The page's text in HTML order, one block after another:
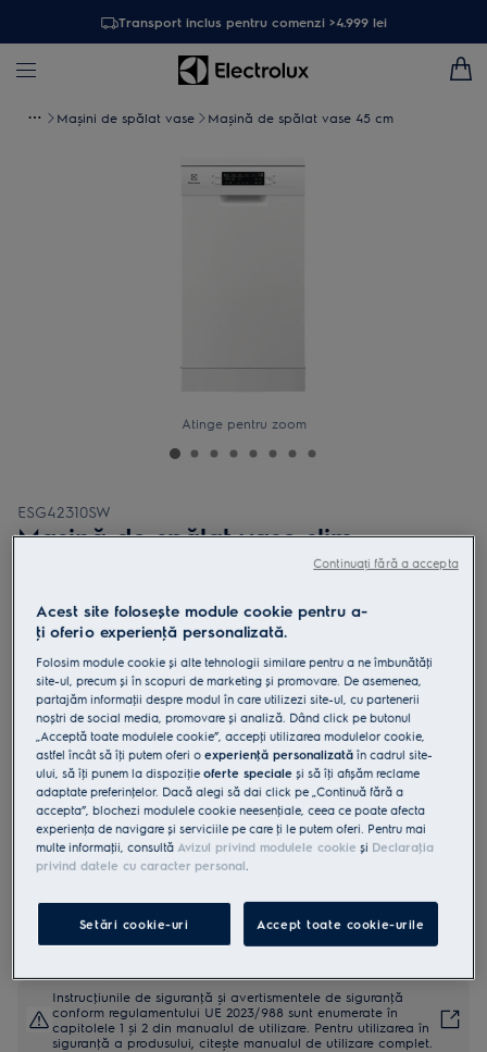
Transport inclus pentru comenzi >4.999 lei
Maşini de spălat vase Mașină de spălat vase 45 cm
Atinge pentru zoom
ESG42310SW
Mașină de spălat vase slim
GlassCare 45 cm 9 seturi Inverter
BLDC clasă D
4.8 (145)
Fișa cu informaţii despre produs
Beneficii
Seria 700 Pro previne spargerea paharelor cu ajutorul SoftGrips și
SoftSpikes.
SoftGrips și SoftSpikes fixează în siguranţă paharele.
SatelliteClean distribuie de trei ori mai eficient apa
Instrucţiunile de siguranţă și avertismentele de siguranţă
conform regulamentului UE 2023/988 sunt enumerate în
capitolele 1 și 2 din manualul de utilizare. Pentru utilizarea în
siguranţă a produsului, citește manualul de utilizare complet.
Acest site folosește module cookie pentru a-
ţi oferi o experienţă personalizată.
Folosim module cookie și alte tehnologii similare pentru a ne îmbunătăţi
site-ul, precum și în scopuri de marketing și promovare. De asemenea,
partajăm informaţii despre modul în care utilizezi site-ul, cu partenerii
noștri de social media, promovare și analiză. Dând click pe butonul
„Acceptă toate modulele cookie”, accepţi utilizarea modulelor cookie,
astfel încât să îţi putem oferi oexperienţă personalizată în cadrul site-
ului, să îţi punem la dispoziţieoferte speciale și să îţi afișăm reclame
adaptate preferinţelor. Dacă alegi să dai click pe „Continuă fără a
accepta”, blochezi modulele cookie neesenţiale, ceea ce poate afecta
experienţa de navigare și serviciile pe care ţi le putem oferi. Pentru mai
multe informaţii, consultăAvizul privind modulele cookie și Declaraţia
privind datele cu caracter personal.
Setări cookie-uri Accept toate cookie-urile
Continuați fără a accepta